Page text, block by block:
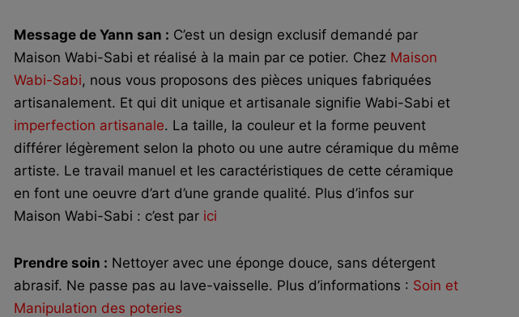
Message de Yann san : C’est un design exclusif demandé par
Maison Wabi-Sabi et réalisé à la main par ce potier. Chez Maison
Wabi-Sabi, nous vous proposons des pièces uniques fabriquées
artisanalement. Et qui dit unique et artisanale signifie Wabi-Sabi et
imperfection artisanale. La taille, la couleur et la forme peuvent
différer légèrement selon la photo ou une autre céramique du même
artiste. Le travail manuel et les caractéristiques de cette céramique
en font une oeuvre d’art d’une grande qualité. Plus d’infos sur
Maison Wabi-Sabi : c’est par ici
Prendre soin : Nettoyer avec une éponge douce, sans détergent
abrasif. Ne passe pas au lave-vaisselle. Plus d’informations : Soin et
Manipulation des poteries